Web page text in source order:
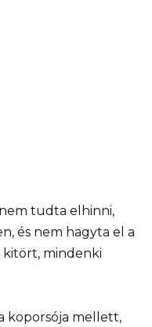
tudta elhinni,
és nem hagyta el a
kitört, mindenki
koporsója mellett,